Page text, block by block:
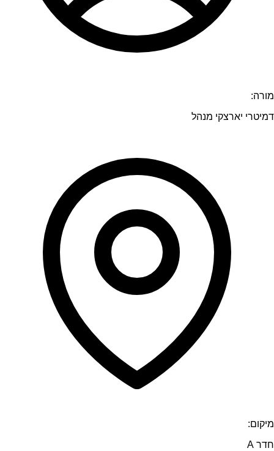
מורה:
דמיטרי יארצקי מנהל
מיקום:
חדר A